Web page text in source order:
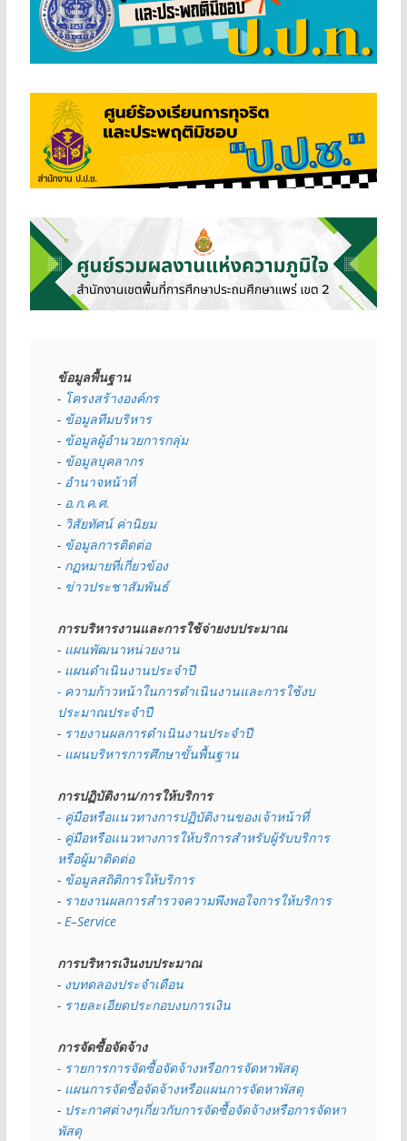
ข้อมูลพื้นฐาน
- โครงสร้างองค์กร
- ข้อมูลทีมบริหาร
- ข้อมูลผู้อำนวยการกลุ่ม
- ข้อมูลบุคลากร
- อำนาจหน้าที่
- อ.ก.ค.ศ.
- วิสัยทัศน์ ค่านิยม
- ข้อมูลการติดต่อ
- กฏหมายที่เกี่ยวข้อง
- ข่าวประชาสัมพันธ์
การบริหารงานและการใช้จ่ายงบประมาณ
- แผนพัฒนาหน่วยงาน
- แผนดำเนินงานประจำปี
- ความก้าวหน้าในการดำเนินงานและการใช้งบ
ประมาณประจำปี
- รายงานผลการดำเนินงานประจำปี
- แผนบริหารการศึกษาขั้นพื้นฐาน
การปฏิบัติงาน/การให้บริการ
- คู่มือหรือแนวทางการปฏิบัติงานของเจ้าหน้าที่
- คู่มือหรือแนวทางการให้บริการสำหรับผู้รับบริการ
หรือผู้มาติดต่อ
- ข้อมูลสถิติการให้บริการ
- รายงานผลการสำรวจความพึงพอใจการให้บริการ
- E–Service
การบริหารเงินงบประมาณ
- งบทดลองประจำเดือน
- รายละเอียดประกอบงบการเงิน
การจัดซื้อจัดจ้าง
- รายการการจัดซื้อจัดจ้างหรือการจัดหาพัสดุ
- แผนการจัดซื้อจัดจ้างหรือแผนการจัดหาพัสดุ
- ประกาศต่างๆเกี่ยวกับการจัดซื้อจัดจ้างหรือการจัดหา
พัสดุ